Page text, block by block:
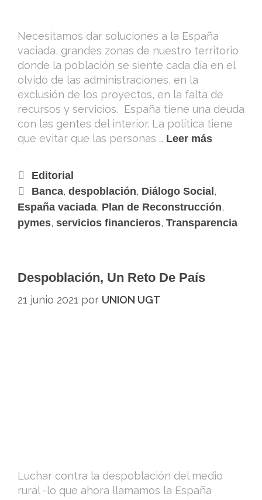
Necesitamos dar soluciones a la España
vaciada, grandes zonas de nuestro territorio
donde la población se siente cada día en el
olvido de las administraciones, en la
exclusión de los proyectos, en la falta de
recursos y servicios. España tiene una deuda
con las gentes del interior. La política tiene
que evitar que las personas … Leer más
Editorial
Banca, despoblación, Diálogo Social,
España vaciada, Plan de Reconstrucción,
pymes, servicios financieros, Transparencia
Despoblación, Un Reto De País
21 junio 2021 por UNION UGT
Luchar contra la despoblación del medio
rural -lo que ahora llamamos la España